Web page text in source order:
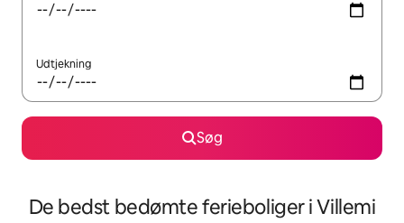
Udtjekning
Søg
De bedst bedømte ferieboliger i Villemi